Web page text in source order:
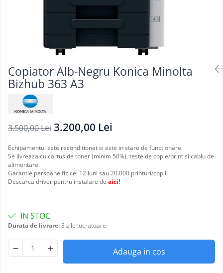
Copiator Alb-Negru Konica Minolta
Bizhub 363 A3
3.500,00 Lei 3.200,00 Lei
Echipamentul este reconditionat si este in stare de functionare.
Se livreaza cu cartus de toner (minim 50%), teste de copie/print si cablu de
alimentare.
Garantie persoane fizice: 12 luni sau 20.000 printuri/copii.
Descarca driver pentru instalare de aici!
IN STOC
Durata de livrare:3 zile lucratoare
Adauga in cos